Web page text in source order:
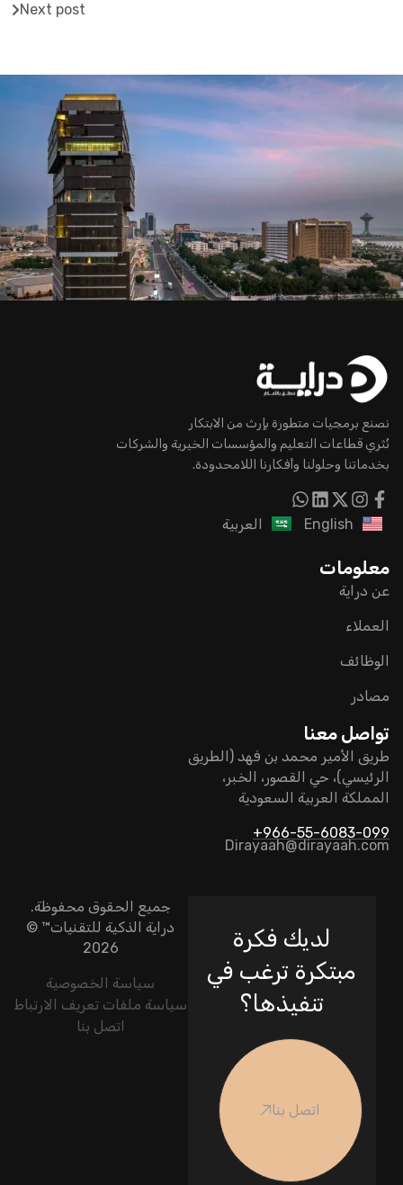
Next post
نصنع برمجيات متطورة بإرث من الابتكار
نُثري قطاعات التعليم والمؤسسات الخيرية والشركات
بخدماتنا وحلولنا وأفكارنا اللامحدودة.
English العربية
معلومات
عن دراية
العملاء
الوظائف
مصادر
تواصل معنا
طريق الأمير محمد بن فهد (الطريق
الرئيسي)، حي القصور، الخبر،
المملكة العربية السعودية
966-55-6083-099+
Dirayaah@dirayaah.com
جميع الحقوق محفوظة.
دراية الذكية للتقنيات™ ©
2026
سياسة الخصوصية
سياسة ملفات تعريف الارتباط
اتصل بنا
لديك فكرة
مبتكرة ترغب في
تنفيذها؟
اتصل بنا